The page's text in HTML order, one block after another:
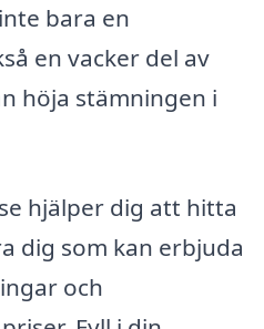
bara en
en vacker del av
höja stämningen i
hjälper dig att hitta
dig som kan erbjuda
och